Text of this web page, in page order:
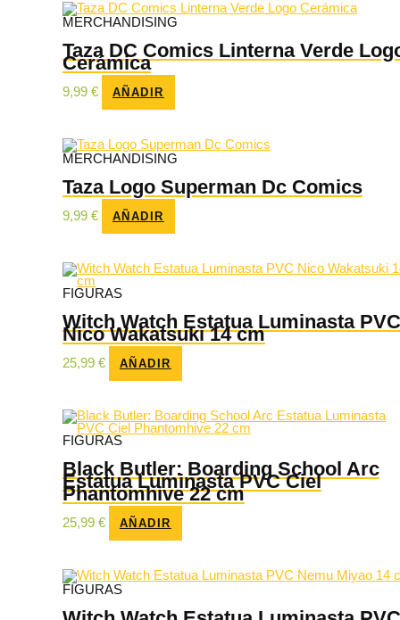
MERCHANDISING
Taza DC Comics Linterna Verde
Cerámica
9,99 € AÑADIR
MERCHANDISING
Taza Logo Superman Dc Comics
9,99 € AÑADIR
FIGURAS
Witch Watch Estatua Luminasta PVC
Nico Wakatsuki 14 cm
25,99 € AÑADIR
FIGURAS
Black Butler: Boarding School Arc
Estatua Luminasta PVC Ciel
Phantomhive 22 cm
25,99 € AÑADIR
FIGURAS